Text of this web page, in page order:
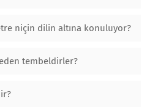
niçin dilin altına konuluyor?
tembeldirler?